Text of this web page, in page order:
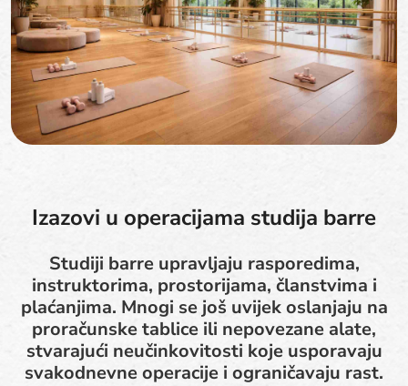
Izazovi u operacijama studija barre
Studiji barre upravljaju rasporedima,
instruktorima, prostorijama, članstvima i
plaćanjima. Mnogi se još uvijek oslanjaju na
proračunske tablice ili nepovezane alate,
stvarajući neučinkovitosti koje usporavaju
svakodnevne operacije i ograničavaju rast.